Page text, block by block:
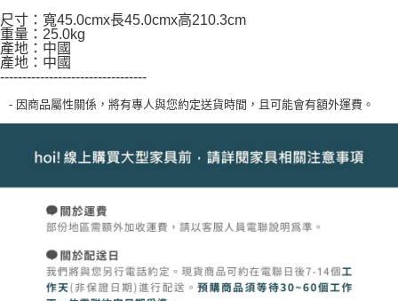
尺寸：寬45.0cmx長45.0cmx高210.3cm
重量：25.0kg
產地：中國
產地：中國
---------------------------------
- 因商品屬性關係，將有專人與您約定送貨時間，且可能會有額外運費。